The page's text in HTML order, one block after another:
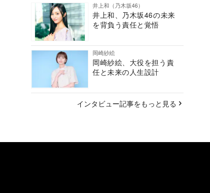
井上和（乃木坂46）
井上和、乃木坂46の未来
を背負う責任と覚悟
岡崎紗絵
岡崎紗絵、大役を担う責
任と未来の人生設計
インタビュー記事をもっと見る